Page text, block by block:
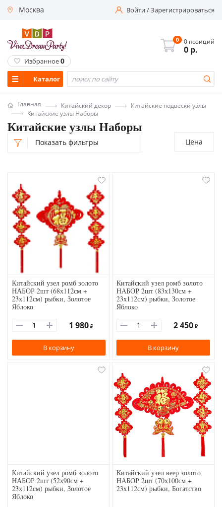
Москва Войти/Зарегистрироваться
Каталог
0 0 позиций
0 р.
Избранное0
Главная Китайский декор
Китайские подвески узлы
Китайские узлы Наборы
Китайские узлы Наборы
Показать фильтры Цена
Китайский узел ромб золото
НАБОР 2шт (68х112см +
23х112см) рыбки, Золотое
Яблоко
1 980 ₽
В корзину
Китайский узел ромб золото
НАБОР 2шт (83х130см +
23х112см) рыбки, Золотое
Яблоко
2 450 ₽
В корзину
Китайский узел ромб золото
НАБОР 2шт (52х90см +
23х112см) рыбки, Золотое
Яблоко
Китайский узел веер золото
НАБОР 2шт (70х100см +
23х112см) рыбки, Богатство